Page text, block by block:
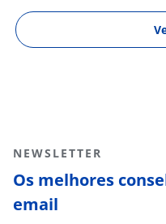
NEWSLETTER
Os melhores
email